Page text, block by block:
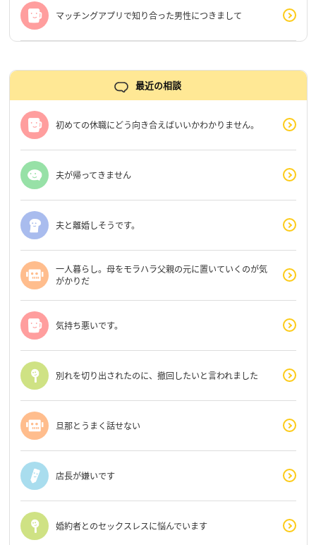
マッチングアプリで知り合った男性につきまして
最近の相談
初めての休職にどう向き合えばいいかわかりません。
夫が帰ってきません
夫と離婚しそうです。
一人暮らし。母をモラハラ父親の元に置いていくのが気
がかりだ
気持ち悪いです。
別れを切り出されたのに、撤回したいと言われました
旦那とうまく話せない
店長が嫌いです
婚約者とのセックスレスに悩んでいます